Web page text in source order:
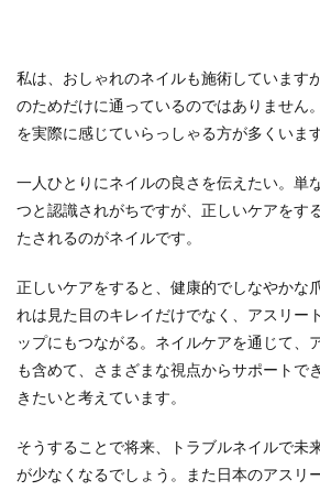
私は、おしゃれのネイルも施術しています
のためだけに通っているのではありません
を実際に感じていらっしゃる方が多くいます
一人ひとりにネイルの良さを伝えたい。単
つと認識されがちですが、正しいケアをす
たされるのがネイルです。
正しいケアをすると、健康的でしなやかな
れは見た目のキレイだけでなく、アスリー
ップにもつながる。ネイルケアを通じて、
も含めて、さまざまな視点からサポートで
きたいと考えています。
そうすることで将来、トラブルネイルで未
が少なくなるでしょう。また日本のアスリ